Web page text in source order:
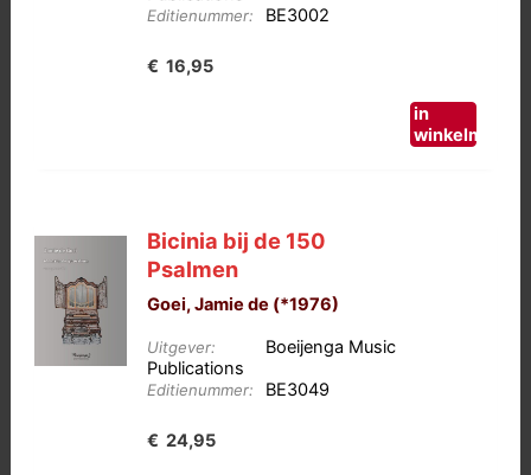
Editienummer: BE3002
€ 16,95
in
winkelmand
Bicinia bij de 150
Psalmen
Goei, Jamie de (*1976)
Uitgever:
Boeijenga Music
Publications
Editienummer: BE3049
€ 24,95